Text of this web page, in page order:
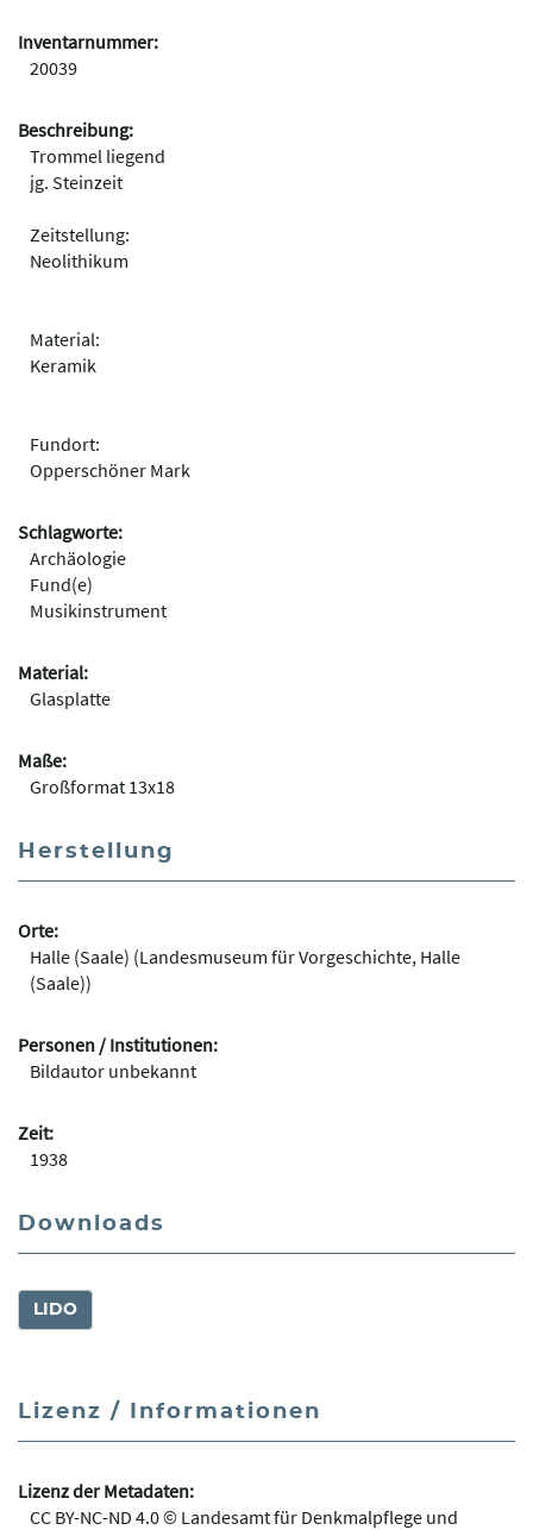
Inventarnummer:
20039
Beschreibung:
Trommel liegend
jg. Steinzeit
Zeitstellung:
Neolithikum
Material:
Keramik
Fundort:
Opperschöner Mark
Schlagworte:
Archäologie
Fund(e)
Musikinstrument
Material:
Glasplatte
Maße:
Großformat 13x18
Herstellung
Orte:
Halle (Saale) (Landesmuseum für Vorgeschichte, Halle
(Saale))
Personen / Institutionen:
Bildautor unbekannt
Zeit:
1938
Downloads
LIDO
Lizenz / Informationen
Lizenz der Metadaten:
CC BY-NC-ND 4.0 © Landesamt für Denkmalpflege und